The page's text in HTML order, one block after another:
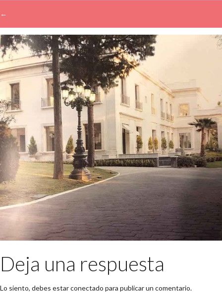
←
→
Deja una respuesta
Lo siento, debes estarconectado para publicar un comentario.